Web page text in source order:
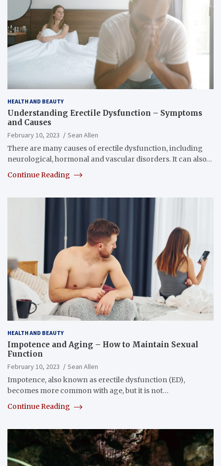
HEALTH AND BEAUTY
Understanding Erectile Dysfunction – Symptoms
and Causes
February 10, 2023
Sean Allen
There are many causes of erectile dysfunction, including
neurological, hormonal and vascular disorders. It can also…
Continue Reading
HEALTH AND BEAUTY
Impotence and Aging – How to Maintain Sexual
Function
February 10, 2023
Sean Allen
Impotence, also known as erectile dysfunction (ED),
becomes more common with age, but it is not…
Continue Reading